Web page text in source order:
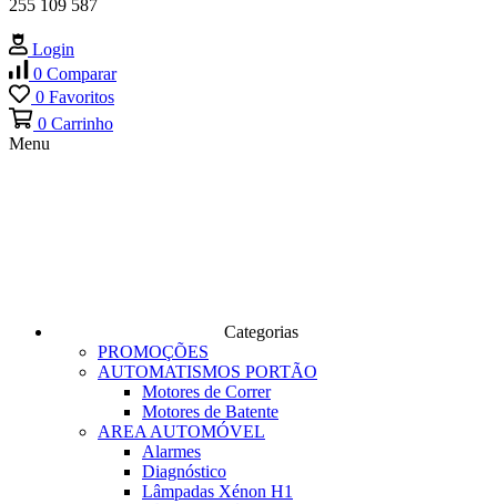
255 109 587
Login
0 Comparar
0 Favoritos
0 Carrinho
Menu
Categorias
PROMOÇÕES
AUTOMATISMOS PORTÃO
Motores de Correr
Motores de Batente
AREA AUTOMÓVEL
Alarmes
Diagnóstico
Lâmpadas Xénon H1